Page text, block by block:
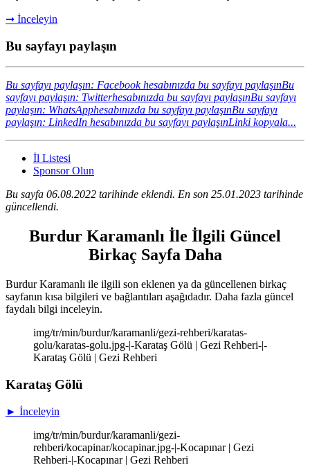
➞ İnceleyin
Bu sayfayı paylaşın
Bu sayfayı paylaşın: Facebook hesabınızda bu sayfayı paylaşınBu
sayfayı paylaşın: Twitterhesabınızda bu sayfayı paylaşınBu sayfayı
paylaşın: WhatsApphesabınızda bu sayfayı paylaşınBu sayfayı
paylaşın: LinkedIn hesabınızda bu sayfayı paylaşınLinki kopyala...
İl Listesi
Sponsor Olun
Bu sayfa 06.08.2022 tarihinde eklendi. En son 25.01.2023 tarihinde
güncellendi.
Burdur Karamanlı İle İlgili Güncel
Birkaç Sayfa Daha
Burdur Karamanlı ile ilgili son eklenen ya da güncellenen birkaç
sayfanın kısa bilgileri ve bağlantıları aşağıdadır. Daha fazla güncel
faydalı bilgi inceleyin.
img/tr/min/burdur/karamanli/gezi-rehberi/karatas-
golu/karatas-golu.jpg-|-Karataş Gölü | Gezi Rehberi-|-
Karataş Gölü | Gezi Rehberi
Karataş Gölü
► İnceleyin
img/tr/min/burdur/karamanli/gezi-
rehberi/kocapinar/kocapinar.jpg-|-Kocapınar | Gezi
Rehberi-|-Kocapınar | Gezi Rehberi